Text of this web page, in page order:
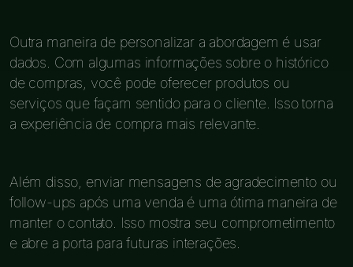
Outra maneira de personalizar a abordagem é usar
dados. Com algumas informações sobre o histórico
de compras, você pode oferecer produtos ou
serviços que façam sentido para o cliente. Isso torna
a experiência de compra mais relevante.
Além disso, enviar mensagens de agradecimento ou
follow-ups após uma venda é uma ótima maneira de
manter o contato. Isso mostra seu comprometimento
e abre a porta para futuras interações.